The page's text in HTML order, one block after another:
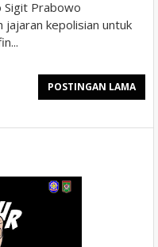
Sigit Prabowo
jajaran kepolisian untuk
POSTINGAN LAMA